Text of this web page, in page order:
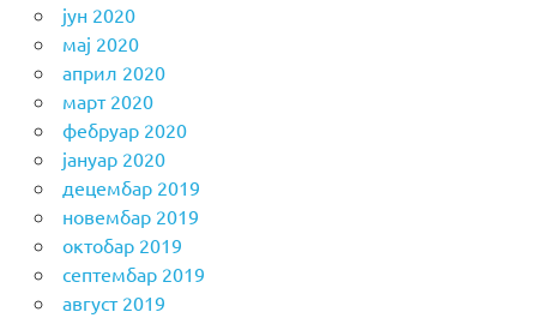
јун 2020
мај 2020
април 2020
март 2020
фебруар 2020
јануар 2020
децембар 2019
новембар 2019
октобар 2019
септембар 2019
август 2019